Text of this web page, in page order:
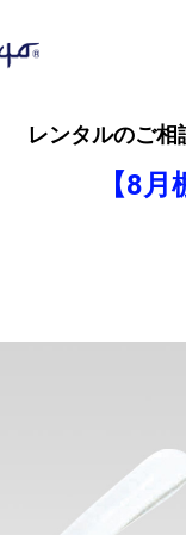
レンタルのご
【8